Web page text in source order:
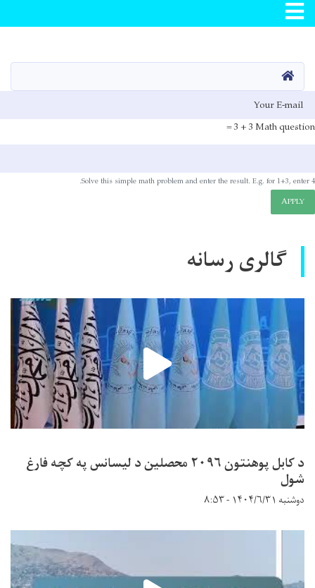
Toggle navigation
کور
E-mail
Math question
3 + 3 =
Solve this simple math problem and enter the result. E.g. for 1+3, enter 4.
APPLY
گالری رسانه
د کابل پوهنتون ۲۰۹۶ محصلین د لیسانس په کچه فارغ
شول
دوشنبه ۱۴۰۴/۶/۳۱ - ۸:۵۳